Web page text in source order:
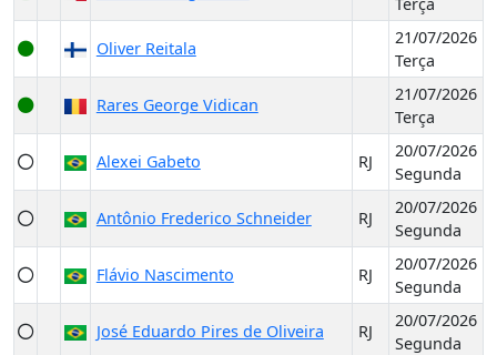
Oliver Reitala
21/07/2026
Terça
Rares George Vidican
21/07/2026
Terça
Alexei Gabeto RJ
20/07/2026
Segunda
Antônio Frederico Schneider RJ
20/07/2026
Segunda
Flávio Nascimento RJ
20/07/2026
Segunda
José Eduardo Pires de Oliveira RJ
20/07/2026
Segunda